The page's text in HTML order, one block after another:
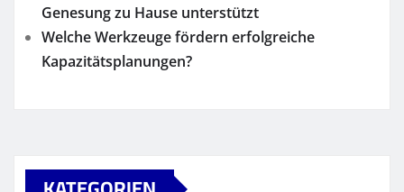
Genesung zu Hause unterstützt
Welche Werkzeuge fördern erfolgreiche
Kapazitätsplanungen?